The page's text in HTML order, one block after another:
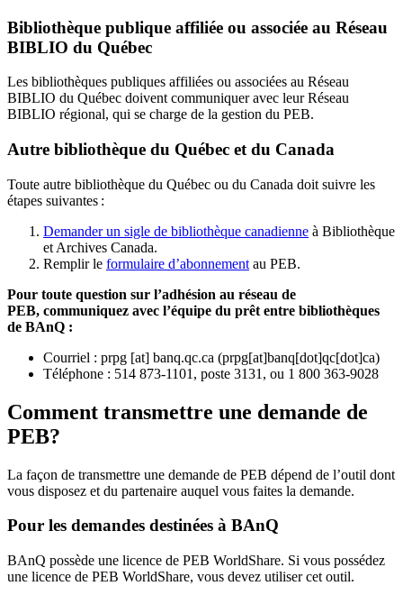
Bibliothèque publique affiliée ou associée au Réseau
BIBLIO du Québec
Les bibliothèques publiques affiliées ou associées au Réseau
BIBLIO du Québec doivent communiquer avec leur Réseau
BIBLIO régional, qui se charge de la gestion du PEB.
Autre bibliothèque du Québec et du Canada
Toute autre bibliothèque du Québec ou du Canada doit suivre les
étapes suivantes :
Demander un sigle de bibliothèque canadienne à Bibliothèque
et Archives Canada.
Remplir le formulaire d’abonnement au PEB.
Pour toute question sur l’adhésion au réseau de
PEB, communiquez avec l’équipe du prêt entre bibliothèques
de BAnQ :
Courriel : prpg [at] banq.qc.ca (prpg[at]banq[dot]qc[dot]ca)
Téléphone : 514 873-1101, poste 3131, ou 1 800 363-9028
Comment transmettre une demande de
PEB?
La façon de transmettre une demande de PEB dépend de l’outil dont
vous disposez et du partenaire auquel vous faites la demande.
Pour les demandes destinées à BAnQ
BAnQ possède une licence de PEB WorldShare. Si vous possédez
une licence de PEB WorldShare, vous devez utiliser cet outil.